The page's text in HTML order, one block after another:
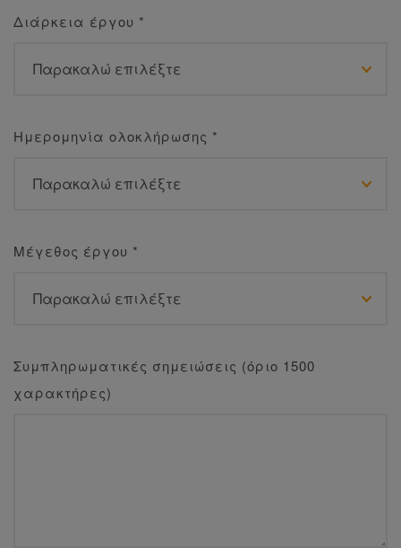
Διάρκεια έργου *
Ημερομηνία ολοκλήρωσης *
Μέγεθος έργου *
Συμπληρωματικές σημειώσεις (όριο 1500
χαρακτήρες)